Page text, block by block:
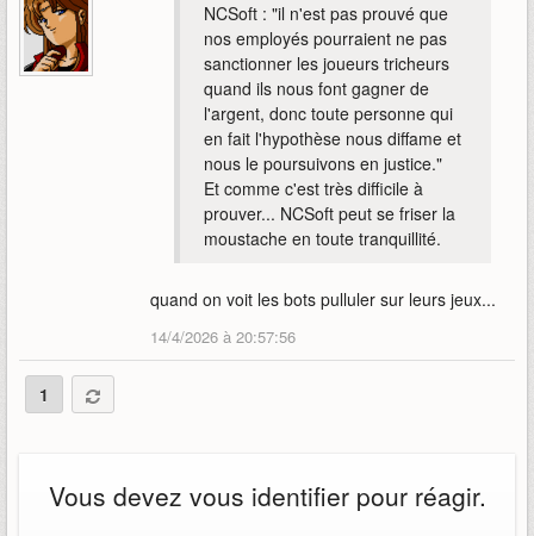
NCSoft : "il n'est pas prouvé que
nos employés pourraient ne pas
sanctionner les joueurs tricheurs
quand ils nous font gagner de
l'argent, donc toute personne qui
en fait l'hypothèse nous diffame et
nous le poursuivons en justice."
Et comme c'est très difficile à
prouver... NCSoft peut se friser la
moustache en toute tranquillité.
quand on voit les bots pulluler sur leurs jeux...
14/4/2026 à 20:57:56
1
Vous devez vous identifier pour réagir.